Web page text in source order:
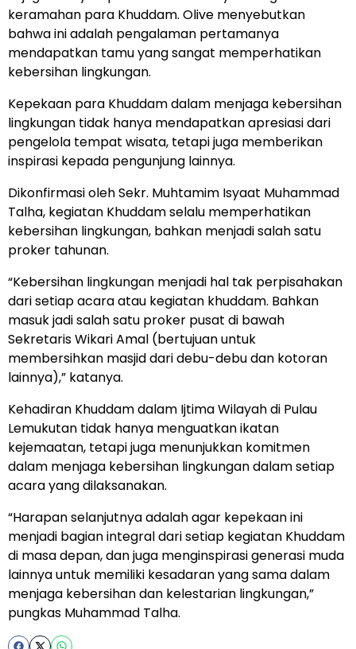
keramahan para Khuddam. Olive menyebutkan
bahwa ini adalah pengalaman pertamanya
mendapatkan tamu yang sangat memperhatikan
kebersihan lingkungan.
Kepekaan para Khuddam dalam menjaga kebersihan
lingkungan tidak hanya mendapatkan apresiasi dari
pengelola tempat wisata, tetapi juga memberikan
inspirasi kepada pengunjung lainnya.
Dikonfirmasi oleh Sekr. Muhtamim Isyaat Muhammad
Talha, kegiatan Khuddam selalu memperhatikan
kebersihan lingkungan, bahkan menjadi salah satu
proker tahunan.
“Kebersihan lingkungan menjadi hal tak perpisahakan
dari setiap acara atau kegiatan khuddam. Bahkan
masuk jadi salah satu proker pusat di bawah
Sekretaris Wikari Amal (bertujuan untuk
membersihkan masjid dari debu-debu dan kotoran
lainnya),” katanya.
Kehadiran Khuddam dalam Ijtima Wilayah di Pulau
Lemukutan tidak hanya menguatkan ikatan
kejemaatan, tetapi juga menunjukkan komitmen
dalam menjaga kebersihan lingkungan dalam setiap
acara yang dilaksanakan.
“Harapan selanjutnya adalah agar kepekaan ini
menjadi bagian integral dari setiap kegiatan Khuddam
di masa depan, dan juga menginspirasi generasi muda
lainnya untuk memiliki kesadaran yang sama dalam
menjaga kebersihan dan kelestarian lingkungan,”
pungkas Muhammad Talha.